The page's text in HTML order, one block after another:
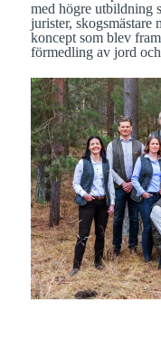
med högre utbildning
jurister,
koncept som blev
förmedling av jord